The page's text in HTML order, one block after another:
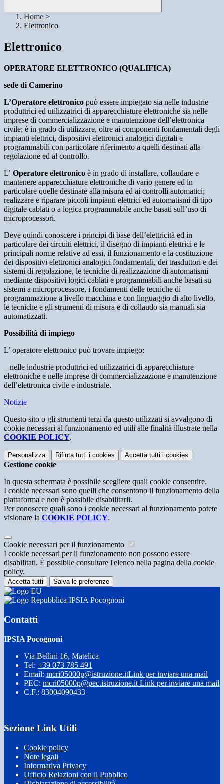
Home >
Elettronico
Elettronico
OPERATORE ELETTRONICO (QUALIFICA)
sede di Camerino
L’Operatore elettronico può essere impiegato sia nelle industrie
produttrici ed utilizzatrici di apparecchiature elettroniche sia nelle
imprese di commercializzazione e manutenzione dell’elettronica
civile; è in grado di utilizzare, oltre ai componenti fondamentali degli
impianti elettrici, dispositivi elettronici analogici digitali e
programmabili con particolare riferimento a quelli destinati alla
regolazione ed al controllo.
L’ Operatore elettronico è in grado di installare, collaudare e
mantenere apparecchiature elettroniche di vario genere ed in
particolare quelle destinate alla misura ed ai controlli automatici;
realizzare e riparare piccoli impianti elettrici ed automatismi di tipo
digitale cablati o a logica programmabile anche basati sull’uso di
microprocessori.
Deve quindi conoscere i principi di base dell’elettricità ed in
particolare dei circuiti elettrici, il disegno di impianti elettrici e le
principali norme relative ad essi, il funzionamento e la costituzione
dei dispositivi elettronici analogici fondamentali, dei trasduttori e dei
sistemi di regolazione, le tecniche di realizzazione di automatismi
mediante dispositivi logici cablati e programmabili anche basati su
sistemi a microprocessore, i fondamenti delle tecniche di
programmazione a livello macchina e con linguaggio di alto livello,
le tecniche e gli strumenti di misura e di collaudo sia manuali sia
automatizzati.
Possibilità di impiego
L’ operatore elettronico può trovare impiego:
– nelle industrie produttrici ed utilizzatrici di apparecchiature
elettroniche e nelle imprese di commercializzazione e manutenzione
dell’elettronica civile e industriale.
Notizie
Questo sito o gli strumenti terzi da questo utilizzati si avvalgono di
cookie necessari al funzionamento ed utili alle finalità illustrate nella
COOKIE POLICY.
Personalizza Rifiuta tutti i cookies Accetta tutti i cookies
Gestione cookie
In questa schermata è possibile scegliere quali cookie consentire.
I cookie necessari sono quelli che consentono il funzionamento della
piattaforma e non è possibile disabilitarli.
Per conoscere quali sono i cookie necessari al funzionamento potete
visionare la COOKIE POLICY.
Cookie necessari per il funzionamento
I cookie necessari per il funzionamento non possono essere
disabilitati. È possibile consultare l'elenco nella pagina della cookie
policy.
Accetta tutti Salva le preferenze
IPSIA Pocognoni
Contatti
IPSIA Pocognoni
Via Bellini 16, Matelica
Tel: +39 073 785 491
Email: mcri05000p@istruzione.itLink per inviare una mail
PEC: mcri05000p@pec.istruzione.it Link per inviare una mail
C.F.: 83004090433
Sezione Link Utili
Cookie policy
Note legali
Informativa Privacy
Ufficio Relazioni con il Pubblico